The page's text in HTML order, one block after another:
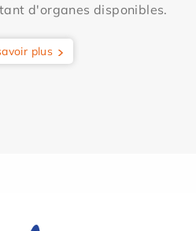
d'organes disponibles.
plus